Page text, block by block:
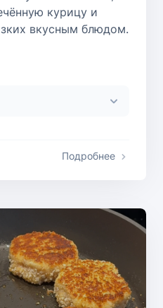
курицу и
вкусным блюдом.
Подробнее